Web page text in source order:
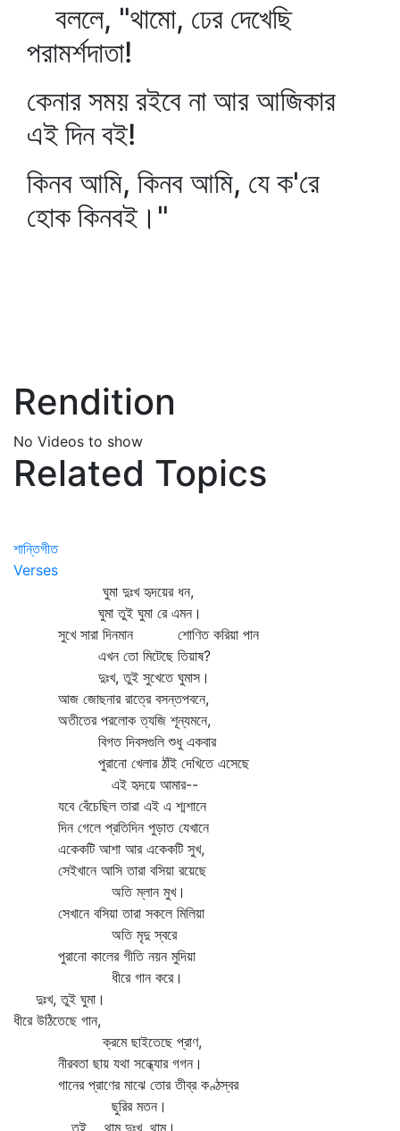
বললে, "থামো, ঢের দেখেছি
পরামর্শদাতা!
কেনার সময় রইবে না আর আজিকার
এই দিন বই!
কিনব আমি, কিনব আমি, যে ক'রে
হোক কিনবই।"
Rendition
No Videos to show
Related Topics
শান্তিগীত
Verses
ঘুমা দুঃখ হৃদয়ের ধন,
ঘুমা তুই ঘুমা রে এমন।
সুখে সারা দিনমান শোণিত করিয়া পান
এখন তো মিটেছে তিয়াষ?
দুঃখ, তুই সুখেতে ঘুমাস।
আজ জোছনার রাত্রে বসন্তপবনে,
অতীতের পরলোক ত্যজি শূন্যমনে,
বিগত দিবসগুলি শুধু একবার
পুরানো খেলার ঠাঁই দেখিতে এসেছে
এই হৃদয়ে আমার--
যবে বেঁচেছিল তারা এই এ শ্মশানে
দিন গেলে প্রতিদিন পুড়াত যেখানে
একেকটি আশা আর একেকটি সুখ,
সেইখানে আসি তারা বসিয়া রয়েছে
অতি ম্লান মুখ।
সেখানে বসিয়া তারা সকলে মিলিয়া
অতি মৃদু স্বরে
পুরানো কালের গীতি নয়ন মুদিয়া
ধীরে গান করে।
দুঃখ, তুই ঘুমা।
ধীরে উঠিতেছে গান,
ক্রমে ছাইতেছে প্রাণ,
নীরবতা ছায় যথা সন্ধ্যোর গগন।
গানের প্রাণের মাঝে তোর তীব্র কণ্ঠস্বর
ছুরির মতন।
তুই থাম্‌ দুঃখ, থাম্‌।